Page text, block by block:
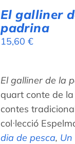
El galliner
padrina
15,60€
El galliner de la
quart conte de
contes
col·lecció
dia de pesca,